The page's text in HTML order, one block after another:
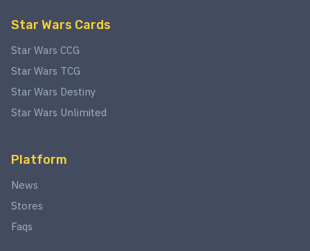
Star Wars Cards
Star Wars CCG
Star Wars TCG
Star Wars Destiny
Star Wars Unlimited
Platform
News
Stores
Faqs